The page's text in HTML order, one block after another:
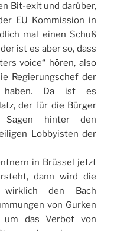
Bit-exit und darüber,
EU Kommission in
mal einen Schuß
ist es aber so, dass
voice“ hören, also
Regierungschef der
haben. Da ist es
der für die Bürger
Sagen hinter den
Lobbyisten der
in Brüssel jetzt
dann wird die
den Bach
von Gurken
um das Verbot von